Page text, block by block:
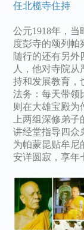
任北榄寺住持
公元1918年，
度彭寺的颂列帕
随行的还有另外
人，他对寺院
持和发展教育，
法务：每天带领
则在大雄宝殿为
上两组深修弟子
讲经堂指导四众
为帕蒙昆贴牟尼
安详圆寂，享年